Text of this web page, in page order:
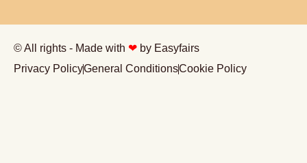
© All rights - Made with ❤ by Easyfairs
Privacy PolicyGeneral ConditionsCookie Policy